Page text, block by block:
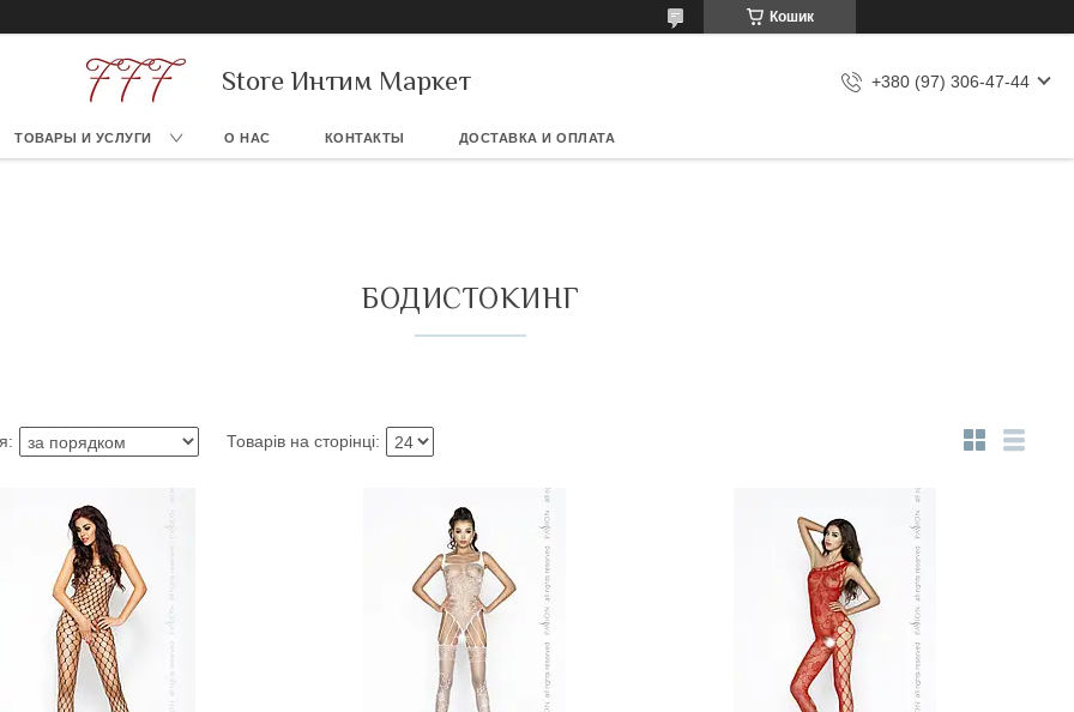
Кошик
Store Интим Маркет +380 (97) 306-47-44
ТОВАРЫ И УСЛУГИ О НАС КОНТАКТЫ ДОСТАВКА И ОПЛАТА
БОДИСТОКИНГ